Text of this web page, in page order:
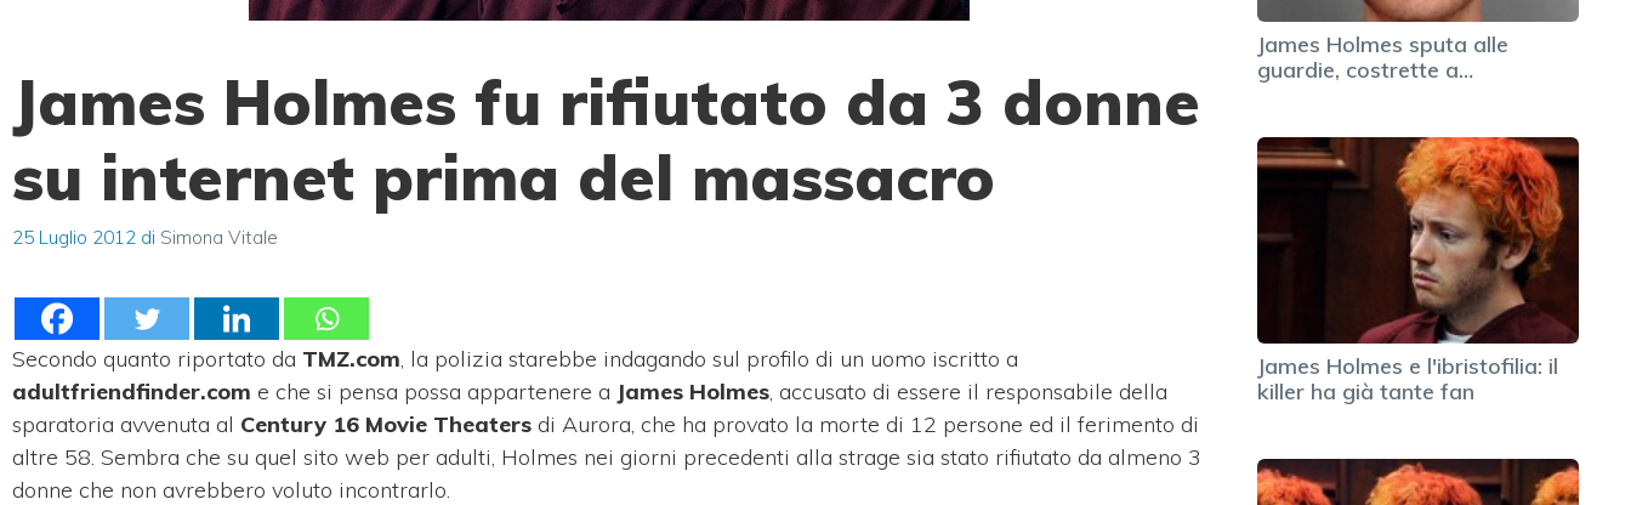
James Holmes fu rifiutato da 3 donne
su internet prima del massacro
25 Luglio 2012 di Simona Vitale
Secondo quanto riportato da TMZ.com , la polizia starebbe indagando sul profilo di un uomo iscritto a
adultfriendfinder.com e che si pensa possa appartenere a James Holmes , accusato di essere il responsabile della
sparatoria avvenuta al Century 16 Movie Theaters di Aurora, che ha provato la morte di 12 persone ed il ferimento di
altre 58. Sembra che su quel sito web per adulti, Holmes nei giorni precedenti alla strage sia stato rifiutato da almeno 3
donne che non avrebbero voluto incontrarlo.
James Holmes sputa alle
guardie, costrette a…
James Holmes e l'ibristofilia: il
killer ha già tante fan